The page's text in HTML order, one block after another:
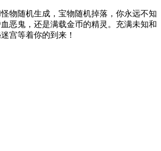
物随机生成，宝物随机掉落，你永远不知
恶鬼，还是满载金币的精灵。充满未知和
宫等着你的到来！